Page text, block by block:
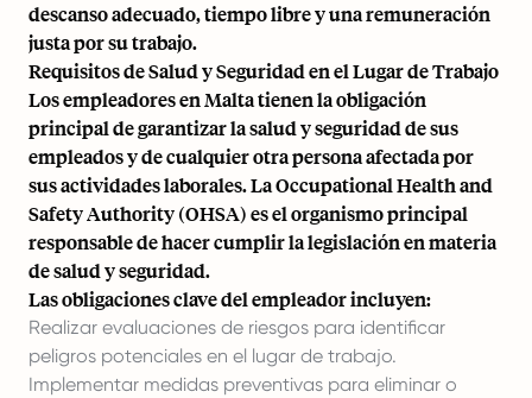
descanso adecuado, tiempo libre y una remuneración
justa por su trabajo.
Requisitos de Salud y Seguridad en el Lugar de Trabajo
Los empleadores en Malta tienen la obligación
principal de garantizar la salud y seguridad de sus
empleados y de cualquier otra persona afectada por
sus actividades laborales. La Occupational Health and
Safety Authority (OHSA) es el organismo principal
responsable de hacer cumplir la legislación en materia
de salud y seguridad.
Las obligaciones clave del empleador incluyen:
Realizar evaluaciones de riesgos para identificar
peligros potenciales en el lugar de trabajo.
Implementar medidas preventivas para eliminar o